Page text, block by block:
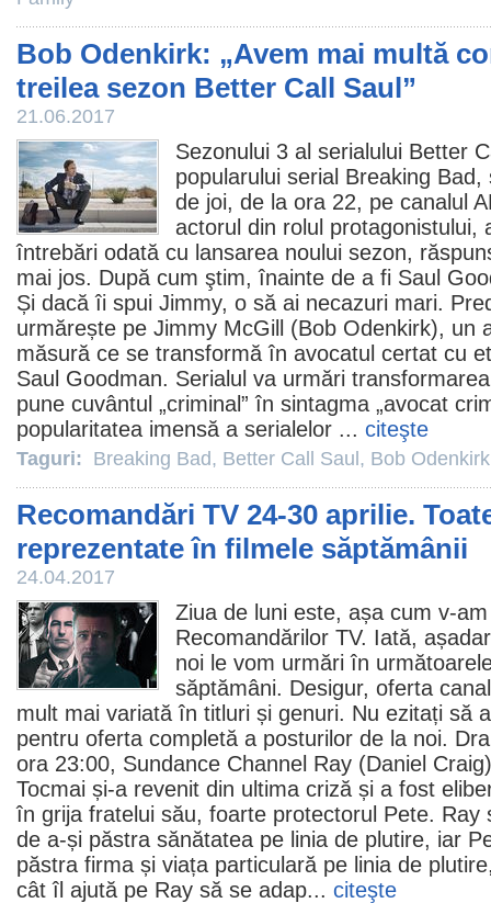
Bob Odenkirk: „Avem mai multă
treilea sezon Better Call Saul”
21.06.2017
Sezonului 3 al serialului Better
popularului serial Breaking Bad,
de joi, de la ora 22, pe canalul
actorul din rolul protagonistului,
întrebări odată cu lansarea noului sezon,
mai jos. După cum ştim, înainte de a fi Saul
Și dacă îi spui Jimmy, o să ai necazuri mari.
urmărește pe Jimmy McGill (Bob Odenkirk), un
măsură ce se transformă în avocatul certat cu
Saul Goodman. Serialul va urmări
pune cuvântul „criminal” în sintagma „avocat
popularitatea imensă a serialelor ... citeşte
Taguri: Breaking Bad, Better Call Saul , Bob Odenkirk
Recomandări TV 24-30 aprilie.
reprezentate în filmele săptămânii
24.04.2017
Ziua de luni este, așa cum v-
Recomandărilor TV. Iată,
noi le vom urmări în
săptămâni. Desigur, oferta
mult mai variată în titluri și genuri. Nu ezitați să
pentru oferta completă a posturilor de la noi.
ora 23:00, Sundance Channel Ray (Daniel
Tocmai și-a revenit din ultima criză și a fost
în grija fratelui său, foarte protectorul Pete. Ray
de a-și păstra sănătatea pe linia de plutire, iar
păstra firma și viața particulară pe linia de
cât îl ajută pe Ray să se adap... citeşte